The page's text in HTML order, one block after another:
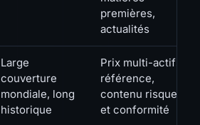
premières,
actualités
Large
couverture
mondiale, long
historique
Prix multi-actifs,
référence,
contenu risque
et conformité